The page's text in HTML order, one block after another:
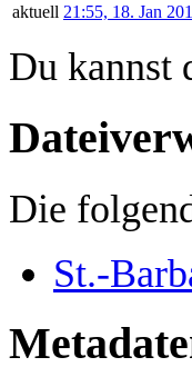
aktuell 21:55, 18. Jan
Du kannst
Die
St.-